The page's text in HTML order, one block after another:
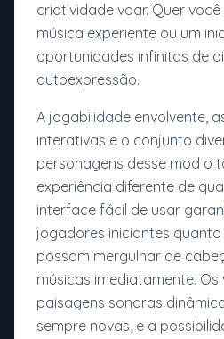
criatividade voar. Quer
música experiente ou um
oportunidades infinitas de
autoexpressão.
A jogabilidade envolvente,
interativas e o conjunto
personagens desse mod o
experiência diferente de
interface fácil de usar
jogadores iniciantes
possam mergulhar de
músicas imediatamente. Os
paisagens sonoras
sempre novas, e a